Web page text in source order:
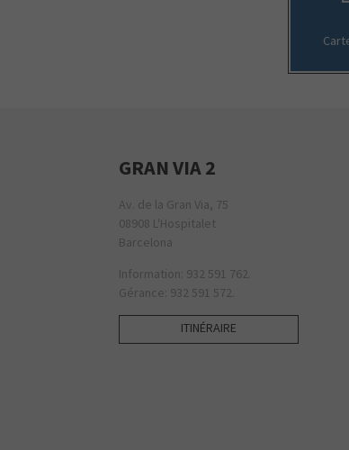
GRAN VIA 2
Av. de la Gran Via, 75
08908 L'Hospitalet
Barcelona
Information: 932 591 762.
Gérance: 932 591 572.
ITINÉRAIRE